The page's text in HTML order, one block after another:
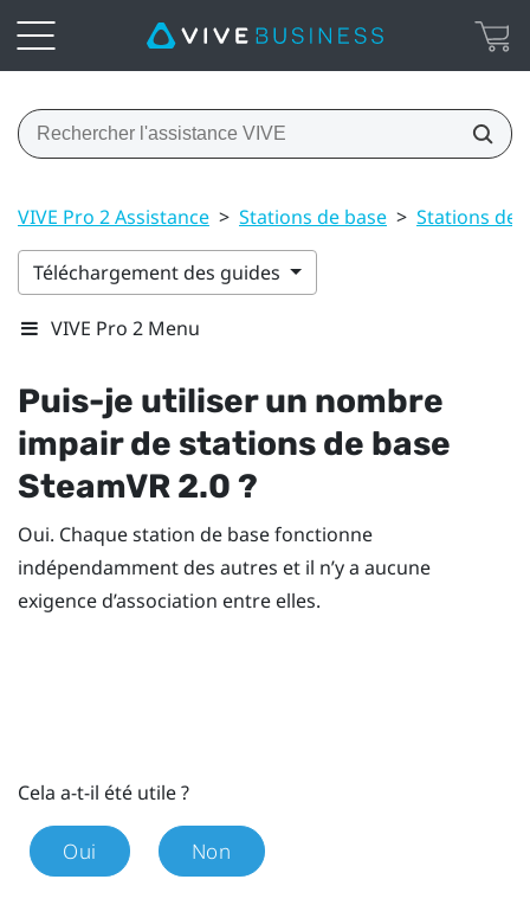
VIVE Pro 2 Assistance > Stations de base > Stations de
Téléchargement des guides
VIVE Pro 2 Menu
Puis-je utiliser un nombre
impair de stations de base
SteamVR 2.0 ?
Oui. Chaque station de base fonctionne
indépendamment des autres et il n’y a aucune
exigence d’association entre elles.
Cela a-t-il été utile ?
Oui Non